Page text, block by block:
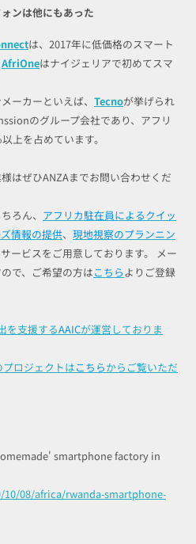
ンは他にもあった
は、2017年に低価格のスマート
AfriOneはナイジェリアで初めてスマ
ーカーといえば、 Tecnoが挙げられ
のグループ会社であり、アフリ
上を占めています。
はぜひANZAまでお問い合わせくだ
ろん、 アフリカ駐在員によるクイッ
情報の提供、 現地視察のプランニン
ービスをご用意しております。 メー
で、ご希望の方はこちらよりご登録
を支援するAAICが運営しておりま
ロジェクトはこちらからご覧いただ
smartphone factory in
08/africa/rwanda-smartphone-